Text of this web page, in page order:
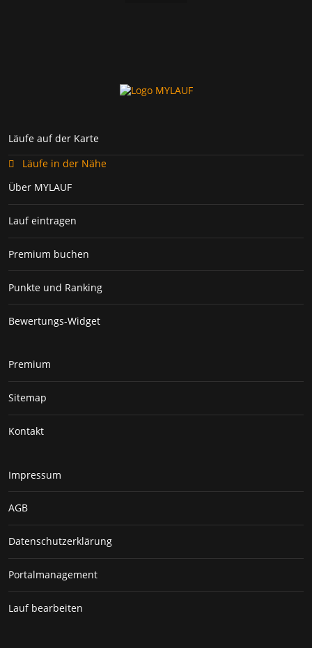
Läufe auf der Karte
Läufe in der Nähe
Über MYLAUF
Lauf eintragen
Premium buchen
Punkte und Ranking
Bewertungs-Widget
Premium
Sitemap
Kontakt
Impressum
AGB
Datenschutzerklärung
Portalmanagement
Lauf bearbeiten